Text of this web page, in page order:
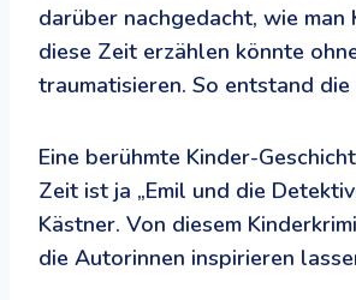
darüber nachgedacht, wie man
diese Zeit erzählen könnte
traumatisieren. So entstand die
Eine berühmte Kinder-
Zeit ist ja „Emil und die
Kästner. Von diesem
die Autorinnen inspirieren